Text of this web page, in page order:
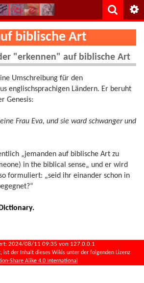
biblische Art
"erkennen" auf biblische Art
Umschreibung für den
englischsprachigen Ländern. Er beruht
Genesis:
Frau Eva, und sie ward schwanger und
„jemanden auf biblische Art zu
in the biblical sense„ und er wird
formuliert: „seid ihr einander schon in
2024/08/11 09:35 von 127.0.0.1
ist der Inhalt dieses Wikis unter der folgenden Lizenz
Share Alike 4.0 International